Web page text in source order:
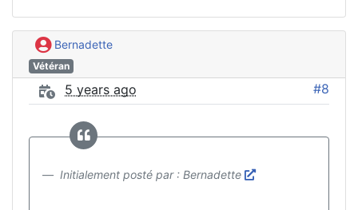
Bernadette
Vétéran
5 years ago #8
Initialement posté par : Bernadette